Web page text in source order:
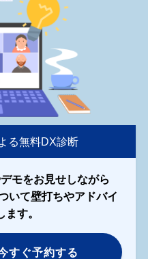
る無料DX診断
モをお見せしながら
いて壁打ちやアドバイ
ます。
すぐ予約する